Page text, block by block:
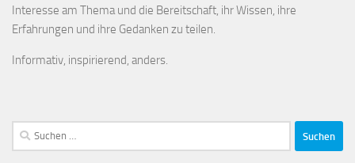
Interesse am Thema und die Bereitschaft, ihr Wissen, ihre
Erfahrungen und ihre Gedanken zu teilen.
Informativ, inspirierend, anders.
Suchen
nach: